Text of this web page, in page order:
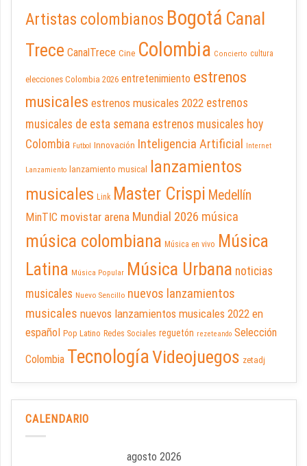
Artistas colombianos Bogotá Canal
Trece CanalTrece Cine Colombia Concierto cultura
elecciones Colombia 2026 entretenimiento estrenos
musicales estrenos musicales 2022 estrenos
musicales de esta semana estrenos musicales hoy
Colombia Futbol Innovación Inteligencia Artificial Internet
Lanzamiento lanzamiento musical
lanzamientos
musicales Link Master Crispi Medellín
MinTIC movistar arena Mundial 2026 música
música colombiana Música en vivo Música
Latina Música Popular Música Urbana noticias
musicales Nuevo Sencillo nuevos lanzamientos
musicales nuevos lanzamientos musicales 2022 en
español Pop Latino Redes Sociales reguetón rezeteando Selección
Colombia TecnologíaVideojuegos zetadj
CALENDARIO
agosto 2026